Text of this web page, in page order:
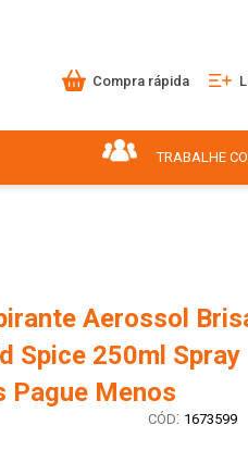
Compra rápida
TRABALHE
Aerossol
Spice 250ml Spray
Pague Menos
: 1673599